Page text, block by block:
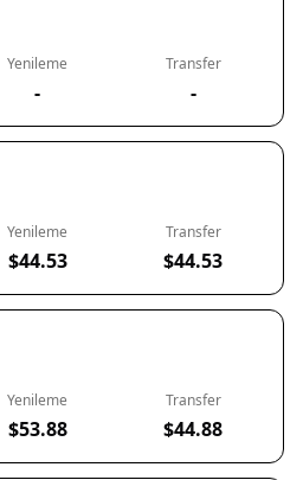
Yenileme
-
Transfer
-
Yenileme
$44.53
Transfer
$44.53
Yenileme
$53.88
Transfer
$44.88